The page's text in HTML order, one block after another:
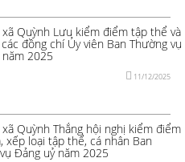
Quỳnh Lưu kiểm điểm tập thể và
đồng chí Ủy viên Ban Thường vụ
2025
11/12/2025
Quỳnh Thắng hội nghị kiểm điểm
xếp loại tập thể, cá nhân Ban
Đảng uỷ năm 2025